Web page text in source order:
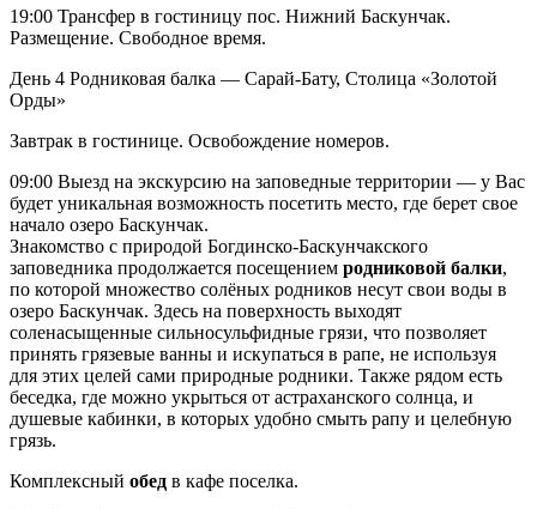
19:00 Трансфер в гостиницу пос. Нижний Баскунчак.
Размещение. Свободное время.
День 4 Родниковая балка — Сарай-Бату, Столица «Золотой
Орды»
Завтрак в гостинице. Освобождение номеров.
09:00 Выезд на экскурсию на заповедные территории — у Вас
будет уникальная возможность посетить место, где берет свое
начало озеро Баскунчак.
Знакомство с природой Богдинско-Баскунчакского
заповедника продолжается посещением родниковой балки,
по которой множество солёных родников несут свои воды в
озеро Баскунчак. Здесь на поверхность выходят
соленасыщенные сильносульфидные грязи, что позволяет
принять грязевые ванны и искупаться в рапе, не используя
для этих целей сами природные родники. Также рядом есть
беседка, где можно укрыться от астраханского солнца, и
душевые кабинки, в которых удобно смыть рапу и целебную
грязь.
Комплексный обед в кафе поселка.